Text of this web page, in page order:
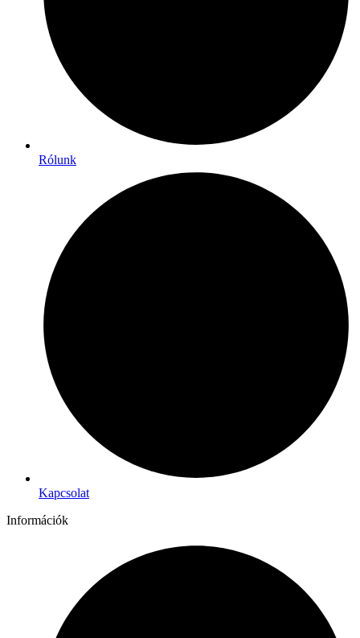
Rólunk
Kapcsolat
Információk